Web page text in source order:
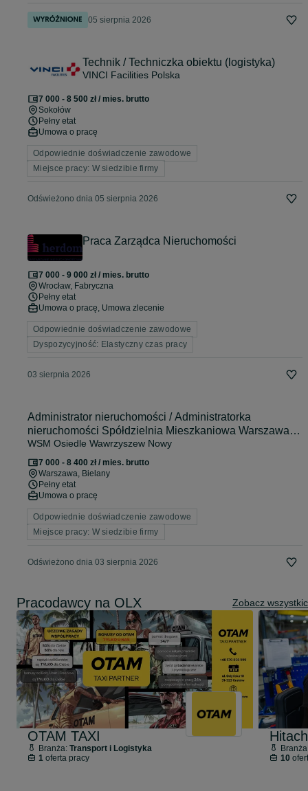
05 sierpnia 2026
Technik / Techniczka obiektu (logistyka)
VINCI Facilities Polska
7 000 - 8 500 zł / mies. brutto
Sokołów
Pełny etat
Umowa o pracę
Odpowiednie doświadczenie zawodowe
Miejsce pracy: W siedzibie firmy
Odświeżono dnia 05 sierpnia 2026
Praca Zarządca Nieruchomości
7 000 - 9 000 zł / mies. brutto
Wrocław, Fabryczna
Pełny etat
Umowa o pracę, Umowa zlecenie
Odpowiednie doświadczenie zawodowe
Dyspozycyjność: Elastyczny czas pracy
03 sierpnia 2026
Administrator nieruchomości / Administratorka
nieruchomości Spółdzielnia Mieszkaniowa Warszawa
Bielany
WSM Osiedle Wawrzyszew Nowy
7 000 - 8 400 zł / mies. brutto
Warszawa, Bielany
Pełny etat
Umowa o pracę
Odpowiednie doświadczenie zawodowe
Miejsce pracy: W siedzibie firmy
Odświeżono dnia 03 sierpnia 2026
Pracodawcy na OLX Zobacz
OTAM TAXI
Branża: Transport i Logistyka
1oferta pracy
10